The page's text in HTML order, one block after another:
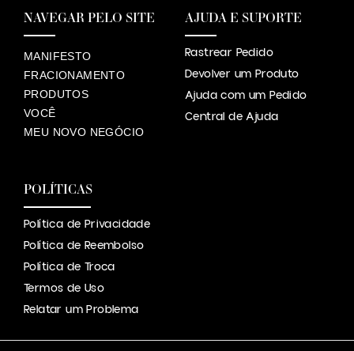
NAVEGAR PELO SITE
MANIFESTO
FRACIONAMENTO
PRODUTOS
VOCÊ
MEU NOVO NEGÓCIO
AJUDA E SUPORTE
Rastrear Pedido
Devolver um Produto
Ajuda com um Pedido
Central de Ajuda
POLÍTICAS
Política de Privacidade
Política de Reembolso
Política de Troca
Termos de Uso
Relatar um Problema